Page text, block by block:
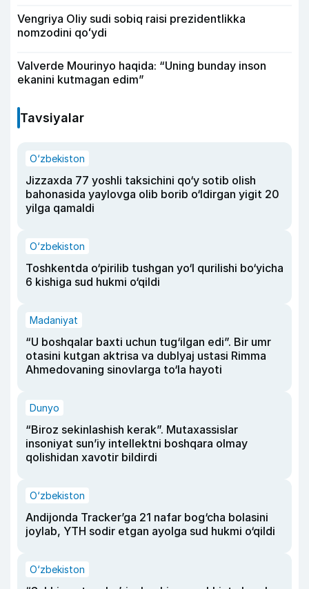
Vengriya Oliy sudi sobiq raisi prezidentlikka
nomzodini qoʻydi
Valverde Mourinyo haqida: “Uning bunday inson
ekanini kutmagan edim”
Tavsiyalar
O‘zbekiston
Jizzaxda 77 yoshli taksichini qo‘y sotib olish
bahonasida yaylovga olib borib o‘ldirgan yigit 20
yilga qamaldi
O‘zbekiston
Toshkentda o‘pirilib tushgan yo‘l qurilishi bo‘yicha
6 kishiga sud hukmi o‘qildi
Madaniyat
“U boshqalar baxti uchun tug‘ilgan edi”. Bir umr
otasini kutgan aktrisa va dublyaj ustasi Rimma
Ahmedovaning sinovlarga to‘la hayoti
Dunyo
“Biroz sekinlashish kerak”. Mutaxassislar
insoniyat sun’iy intellektni boshqara olmay
qolishidan xavotir bildirdi
O‘zbekiston
Andijonda Tracker’ga 21 nafar bog‘cha bolasini
joylab, YTH sodir etgan ayolga sud hukmi o‘qildi
O‘zbekiston